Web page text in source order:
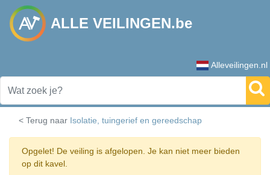
ALLE VEILINGEN.be
Alleveilingen.nl
< Terug naar Isolatie, tuingerief en gereedschap
Opgelet! De veiling is afgelopen. Je kan niet meer bieden
op dit kavel.